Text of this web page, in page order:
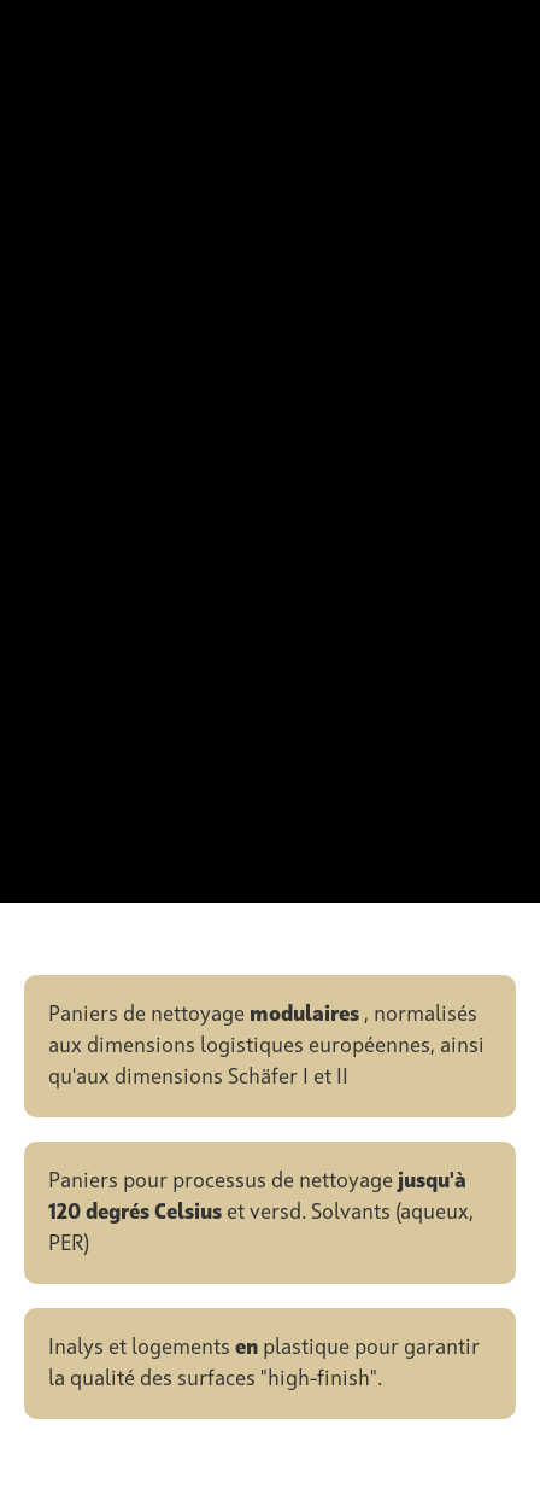
Paniers de nettoyage modulaires , normalisés
aux dimensions logistiques européennes, ainsi
qu'aux dimensions Schäfer I et II
Paniers pour processus de nettoyage jusqu'à
120 degrés Celsius et versd. Solvants (aqueux,
PER)
Inalys et logements en plastique pour garantir
la qualité des surfaces "high-finish".